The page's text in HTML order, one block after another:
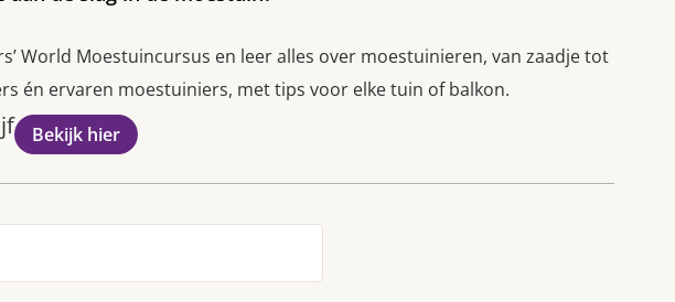
World Moestuincursus en leer alles over moestuinieren, van zaadje tot
én ervaren moestuiniers, met tips voor elke tuin of balkon.
Bekijk hier